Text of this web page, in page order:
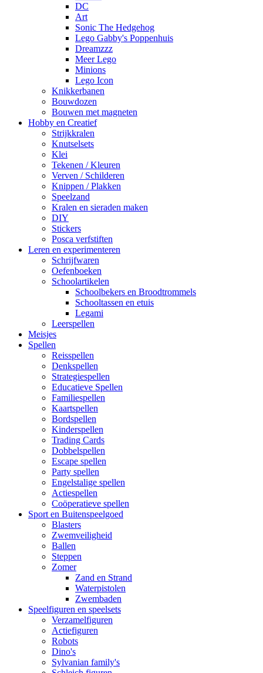
DC
Art
Sonic The Hedgehog
Lego Gabby's Poppenhuis
Dreamzzz
Meer Lego
Minions
Lego Icon
Knikkerbanen
Bouwdozen
Bouwen met magneten
Hobby en Creatief
Strijkkralen
Knutselsets
Klei
Tekenen / Kleuren
Verven / Schilderen
Knippen / Plakken
Speelzand
Kralen en sieraden maken
DIY
Stickers
Posca verfstiften
Leren en experimenteren
Schrijfwaren
Oefenboeken
Schoolartikelen
Schoolbekers en Broodtrommels
Schooltassen en etuis
Legami
Leerspellen
Meisjes
Spellen
Reisspellen
Denkspellen
Strategiespellen
Educatieve Spellen
Familiespellen
Kaartspellen
Bordspellen
Kinderspellen
Trading Cards
Dobbelspellen
Escape spellen
Party spellen
Engelstalige spellen
Actiespellen
Coöperatieve spellen
Sport en Buitenspeelgoed
Blasters
Zwemveiligheid
Ballen
Steppen
Zomer
Zand en Strand
Waterpistolen
Zwembaden
Speelfiguren en speelsets
Verzamelfiguren
Actiefiguren
Robots
Dino's
Sylvanian family's